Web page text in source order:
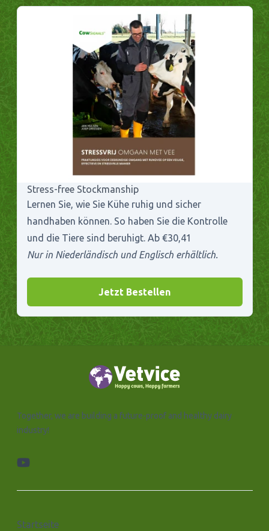
Stress-free Stockmanship
Lernen Sie, wie Sie Kühe ruhig und sicher
handhaben können. So haben Sie die Kontrolle
und die Tiere sind beruhigt. Ab €30,41
Nur in Niederländisch und Englisch erhältlich.
Jetzt Bestellen
Together, we are building a future-proof and healthy dairy
industry!
youtube
Startseite